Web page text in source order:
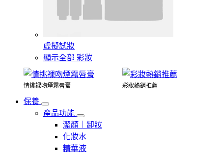
虛擬試妝
顯示全部 彩妝
情挑裸吻煙霧唇膏 彩妝熱銷推薦
保養
產品功能
潔顏｜卸妝
化妝水
精華液